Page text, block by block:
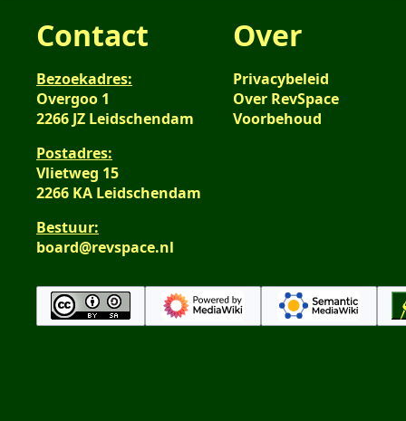
Contact
Bezoekadres:
Overgoo 1
2266 JZ Leidschendam
Postadres:
Vlietweg 15
2266 KA Leidschendam
Bestuur:
board@revspace.nl
Over
Privacybeleid
Over RevSpace
Voorbehoud